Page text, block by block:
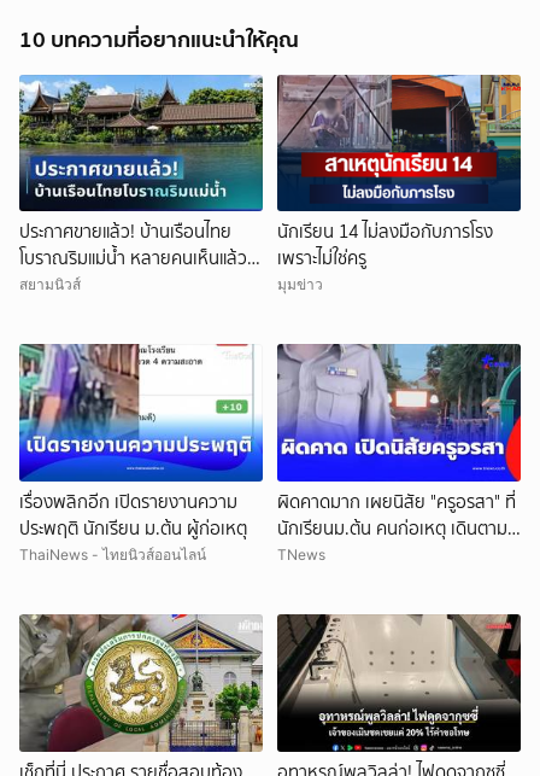
10 บทความที่อยากแนะนำให้คุณ
ประกาศขายแล้ว! บ้านเรือนไทย
โบราณริมแม่น้ำ หลายคนเห็นแล้ว
จำได้ เคยเป็นฉากหนังดัง
สยามนิวส์
นักเรียน 14 ไม่ลงมือกับภารโรง
เพราะไม่ใช่ครู
มุมข่าว
เรื่องพลิกอีก เปิดรายงานความ
ประพฤติ นักเรียน ม.ต้น ผู้ก่อเหตุ
ThaiNews - ไทยนิวส์ออนไลน์
ผิดคาดมาก เผยนิสัย "ครูอรสา" ที่
นักเรียนม.ต้น คนก่อเหตุ เดินตาม
หา
TNews